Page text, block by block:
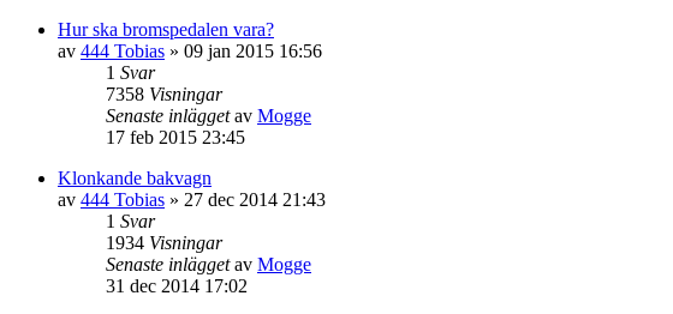
Hur ska bromspedalen vara?
av 444 Tobias » 09 jan 2015 16:56
1 Svar
7358 Visningar
Senaste inläggetav Mogge
17 feb 2015 23:45
Klonkande bakvagn
av 444 Tobias » 27 dec 2014 21:43
1 Svar
1934 Visningar
Senaste inläggetav Mogge
31 dec 2014 17:02